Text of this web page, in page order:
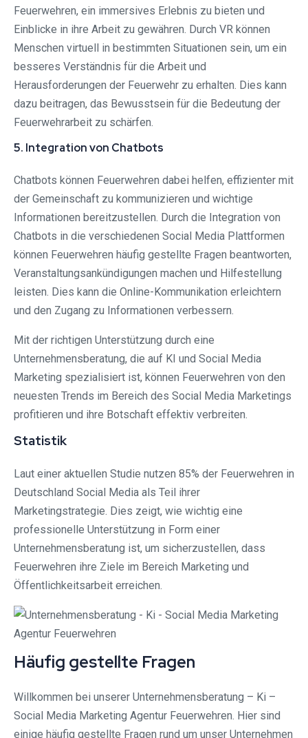
Feuerwehren, ein immersives Erlebnis zu bieten und
Einblicke in ihre Arbeit zu gewähren. Durch VR können
Menschen virtuell in bestimmten Situationen sein, um ein
besseres Verständnis für die Arbeit und
Herausforderungen der Feuerwehr zu erhalten. Dies kann
dazu beitragen, das Bewusstsein für die Bedeutung der
Feuerwehrarbeit zu schärfen.
5. Integration von Chatbots
Chatbots können Feuerwehren dabei helfen, effizienter mit
der Gemeinschaft zu kommunizieren und wichtige
Informationen bereitzustellen. Durch die Integration von
Chatbots in die verschiedenen Social Media Plattformen
können Feuerwehren häufig gestellte Fragen beantworten,
Veranstaltungsankündigungen machen und Hilfestellung
leisten. Dies kann die Online-Kommunikation erleichtern
und den Zugang zu Informationen verbessern.
Mit der richtigen Unterstützung durch eine
Unternehmensberatung, die auf KI und Social Media
Marketing spezialisiert ist, können Feuerwehren von den
neuesten Trends im Bereich des Social Media Marketings
profitieren und ihre Botschaft effektiv verbreiten.
Statistik
Laut einer aktuellen Studie nutzen 85% der Feuerwehren in
Deutschland Social Media als Teil ihrer
Marketingstrategie. Dies zeigt, wie wichtig eine
professionelle Unterstützung in Form einer
Unternehmensberatung ist, um sicherzustellen, dass
Feuerwehren ihre Ziele im Bereich Marketing und
Öffentlichkeitsarbeit erreichen.
Häufig gestellte Fragen
Willkommen bei unserer Unternehmensberatung – Ki –
Social Media Marketing Agentur Feuerwehren. Hier sind
einige häufig gestellte Fragen rund um unser Unternehmen